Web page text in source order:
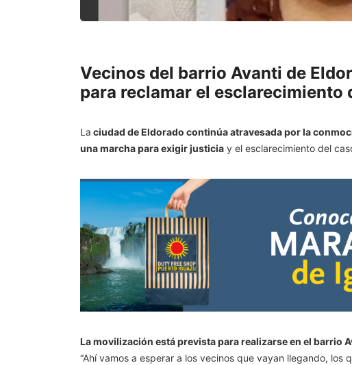
Vecinos del barrio Avanti de
para reclamar el esclarecimiento
La ciudad de Eldorado continúa atravesada por la
una marcha para exigir justicia y el esclarecimiento del
La movilización está prevista para realizarse en el barrio
“Ahí vamos a esperar a los vecinos que vayan llegando,